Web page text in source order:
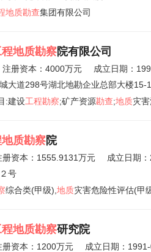
地质勘查集团有限公司
地质勘察院有限公司
注册资本：4000万元
成立日期：
大道298号湖北地勘企业总部大楼15-
:建设工程勘察;矿产资源勘查;地质灾
质勘察院
册资本：1555.9131万元
成立日期
号
综合类(甲级), 地质灾害危险性评估(甲
地质勘察研究院
册资本：1200万元
成立日期：